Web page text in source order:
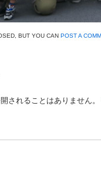
BUT YOU CAN POST A
されることはありません。